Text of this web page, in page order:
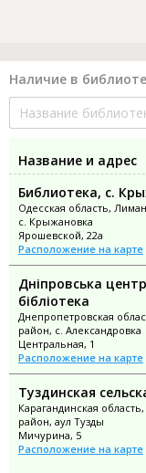
Наличие в
Название и адрес
Библиотека, с.
Одесская область,
с. Крыжановка
Ярошевской, 22а
Расположение на карте
Дніпровська
бібліотека
Днепропетровская
район, с. Александровка
Центральная, 1
Расположение на карте
Туздинская
Карагандинская
район, аул Тузды
Мичурина, 5
Расположение на карте